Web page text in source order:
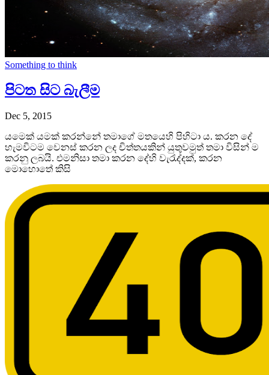
Something to think
පිටත සිට බැලීම
Dec 5, 2015
යමෙක් යමක් කරන්නේ තමාගේ මතයෙහි පිහිටා ය. කරන දේ
හැමවිටම වෙනස් කරන ලද චිත්තයකින් යුතුවමුත් තමා විසින් ම
කරනු ලබයි. එමනිසා තමා කරන දේහි වැරැද්දක්, කරන
මොහොතේ කිසි